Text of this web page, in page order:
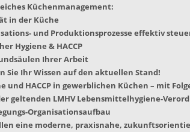
Küchenmanagement:
in der Küche
und Produktionsprozesse effektiv
Hygiene & HACCP
Ihrer Arbeit
Sie Ihr Wissen auf den aktuellen Stand!
und HACCP in gewerblichen Küchen – mit
geltenden LMHV Lebensmittelhygiene-
Organisationsaufbau
eine moderne, praxisnahe,